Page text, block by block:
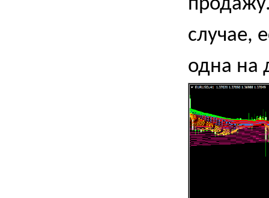
случае,
одна на